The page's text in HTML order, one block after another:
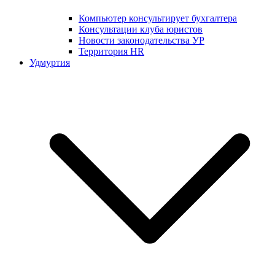
Компьютер консультирует бухгалтера
Консультации клуба юристов
Новости законодательства УР
Территория HR
Удмуртия